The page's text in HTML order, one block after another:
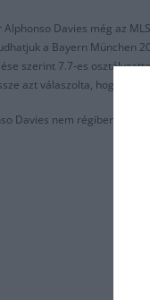
Alphonso Davies még az
a Bayern München
szerint 7.7-es
azt válaszolta, hogy :
Davies nem régiben újabb